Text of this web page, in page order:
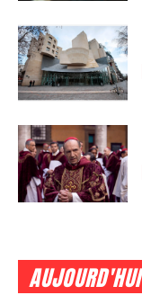
AUJOURD'HUI